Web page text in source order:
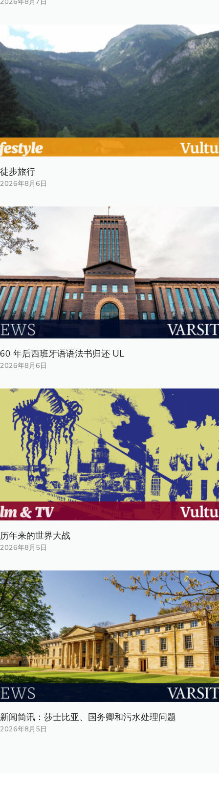
徒步旅行
2026年8月6日
60 年后西班牙语语法书归还 UL
2026年8月6日
历年来的世界大战
2026年8月5日
新闻简讯：莎士比亚、国务卿和污水处理问题
2026年8月5日